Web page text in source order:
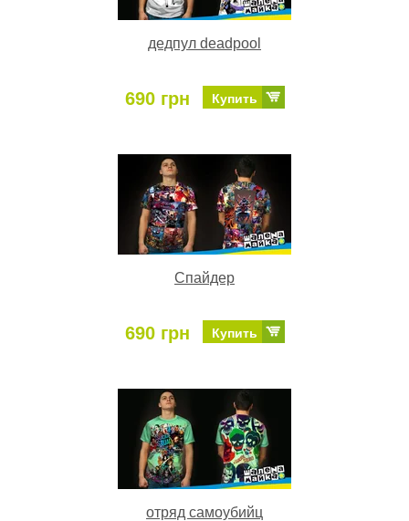
дедпул deadpool
690 грн Купить
Спайдер
690 грн Купить
отряд самоубийц